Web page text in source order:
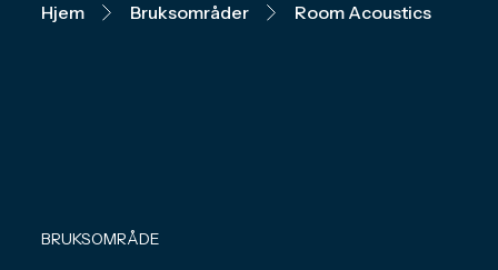
Hjem Bruksområder Room Acoustics
BRUKSOMRÅDE